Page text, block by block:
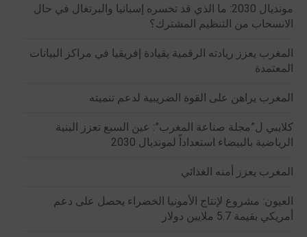
مونديال 2030: ما الذي قد تخسره إسبانيا والبرتغال في حال
الانسحاب من التنظيم المشترك؟
المغرب يعزز ريادته الرقمية بقيادة إفريقيا في مراكز البيانات
المعتمدة
المغرب يراهن على القوة الضريبية لدعم تنميته
كلايبي ل”مجلة صناعة المغرب”: عين السبع تعزز البنية
الرياضية بالبيضاء استعداداً لمونديال 2030
المغرب يعزز أمنه الغذائي
العيون: مشروع لإنتاج الأمونيا الخضراء يحصل على دعم
أمريكي بقيمة 5.7 ملايين دولار